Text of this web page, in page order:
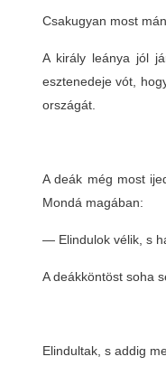
Csakugyan most
A király leánya jól
esztenedeje vót,
országát.
A deák még most
Mondá magában:
— Elindulok vélik, s
A deákköntöst soha
Elindultak, s addig